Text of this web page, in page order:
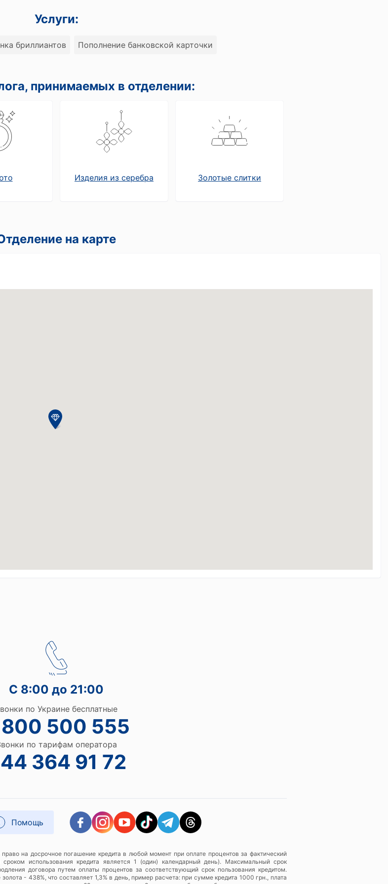
Услуги:
бриллиантов Пополнение банковской карточки
принимаемых в отделении:
Изделия из серебра Золотые слитки
на карте
С 8:00 до 21:00
по Украине бесплатные
500 555
по тарифам оператора
364 91 72
Помощь
на досрочное погашение кредита в любой момент при оплате процентов за фактический
использования кредита является 1 (один) календарный день). Максимальный срок
договора путем оплаты процентов за соответствующий срок пользования кредитом.
- 438%, что составляет 1,3% в день, пример расчета: при сумме кредита 1000 грн., плата